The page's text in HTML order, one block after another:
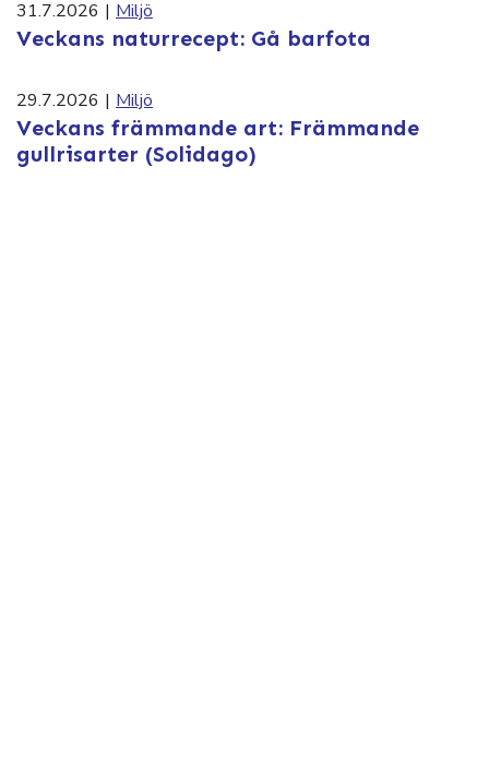
31.7.2026 | Miljö
Veckans naturrecept: Gå barfota
29.7.2026 | Miljö
Veckans främmande art: Främmande
gullrisarter (Solidago)